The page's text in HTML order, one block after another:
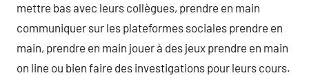
mettre bas avec leurs collègues, prendre en main
communiquer sur les plateformes sociales prendre en
main, prendre en main jouer à des jeux prendre en main
on line ou bien faire des investigations pour leurs cours.